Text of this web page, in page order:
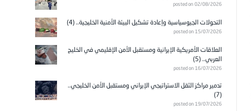
posted on 02/08/2026
التحولات الجيوسياسية وإعادة تشكيل البيئة الأمنية الخليجية.. (4)
posted on 15/07/2026
العلاقات الأمريكية الإيرانية ومستقبل الأمن الإقليمي في الخليج
العربي.. (5)
posted on 16/07/2026
تدمير مراكز الثقل الاستراتيجي الإيراني ومستقبل الأمن الخليجي..
(7)
posted on 19/07/2026